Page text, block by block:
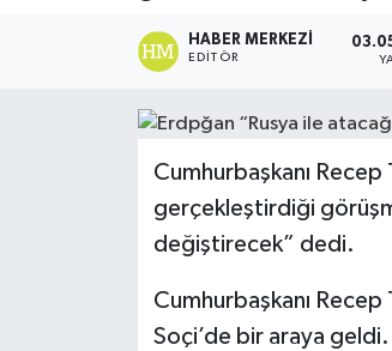
HABER MERKEZI
EDITÖR
Cumhurbaşkanı
gerçekleştirdiği
değiştirecek” dedi.
Cumhurbaşkanı
Soçi’de bir araya geldi.